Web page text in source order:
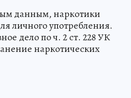
данным, наркотики
личного употребления.
дело по ч. 2 ст. 228 УК
наркотических